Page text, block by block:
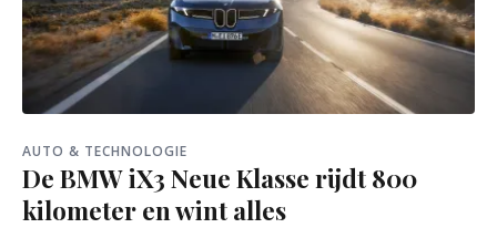
AUTO & TECHNOLOGIE
De BMW iX3 Neue Klasse rijdt 800
kilometer en wint alles